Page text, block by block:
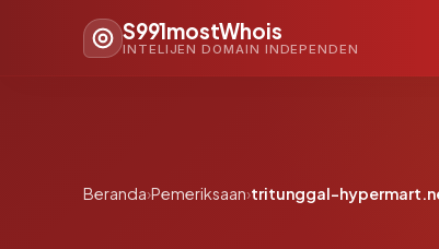
S991mostWhois
INTELIJEN DOMAIN INDEPENDEN
Beranda›Pemeriksaan›tritunggal-